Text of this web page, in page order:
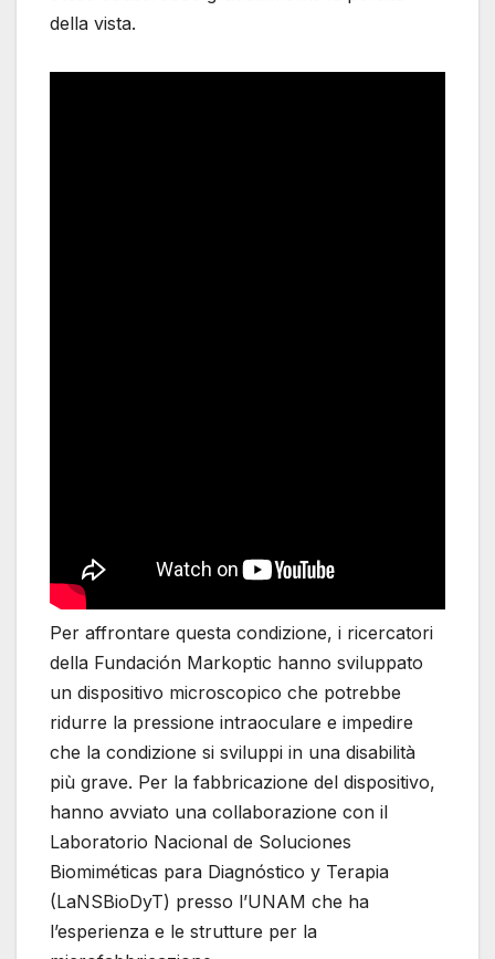
della vista.
Per affrontare questa condizione, i ricercatori
della Fundación Markoptic hanno sviluppato
un dispositivo microscopico che potrebbe
ridurre la pressione intraoculare e impedire
che la condizione si sviluppi in una disabilità
più grave. Per la fabbricazione del dispositivo,
hanno avviato una collaborazione con il
Laboratorio Nacional de Soluciones
Biomiméticas para Diagnóstico y Terapia
(LaNSBioDyT) presso l’UNAM che ha
l’esperienza e le strutture per la